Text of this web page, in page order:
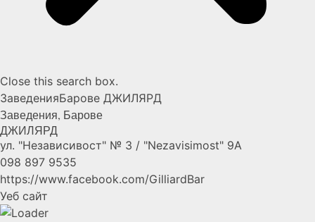
Close this search box.
ЗаведенияБарове ДЖИЛЯРД
Заведения, Барове
ДЖИЛЯРД
ул. "Независивост" № 3 / "Nezavisimost" 9А
098 897 9535
https://www.facebook.com/GilliardBar
Уеб сайт